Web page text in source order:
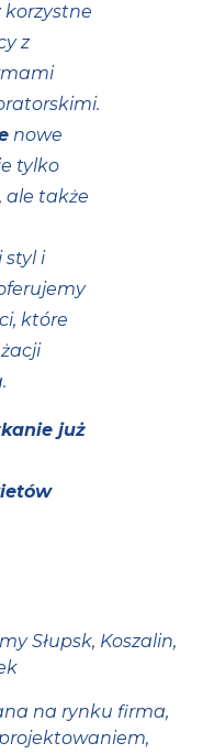
z
nowe
tylko
ale także
styl i
które
już
Słupsk, Koszalin,
na rynku firma,